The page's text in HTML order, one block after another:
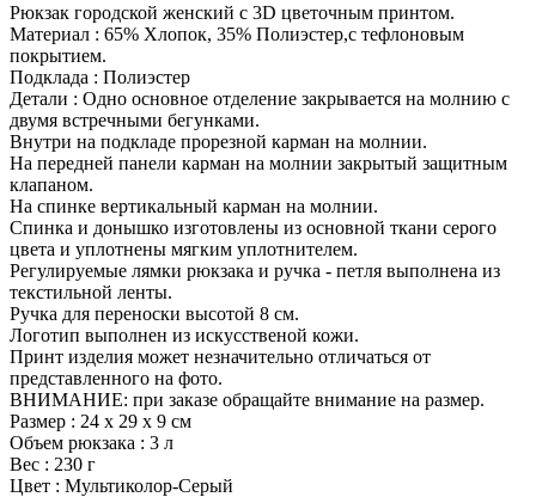
Рюкзак городской женский с 3D цветочным принтом.
Материал : 65% Хлопок, 35% Полиэстер,с тефлоновым
покрытием.
Подклада : Полиэстер
Детали : Одно основное отделение закрывается на молнию с
двумя встречными бегунками.
Внутри на подкладе прорезной карман на молнии.
На передней панели карман на молнии закрытый защитным
клапаном.
На спинке вертикальный карман на молнии.
Спинка и донышко изготовлены из основной ткани серого
цвета и уплотнены мягким уплотнителем.
Регулируемые лямки рюкзака и ручка - петля выполнена из
текстильной ленты.
Ручка для переноски высотой 8 см.
Логотип выполнен из искусственой кожи.
Принт изделия может незначительно отличаться от
представленного на фото.
ВНИМАНИЕ: при заказе обращайте внимание на размер.
Размер : 24 х 29 х 9 см
Объем рюкзака : 3 л
Вес : 230 г
Цвет : Мультиколор-Серый